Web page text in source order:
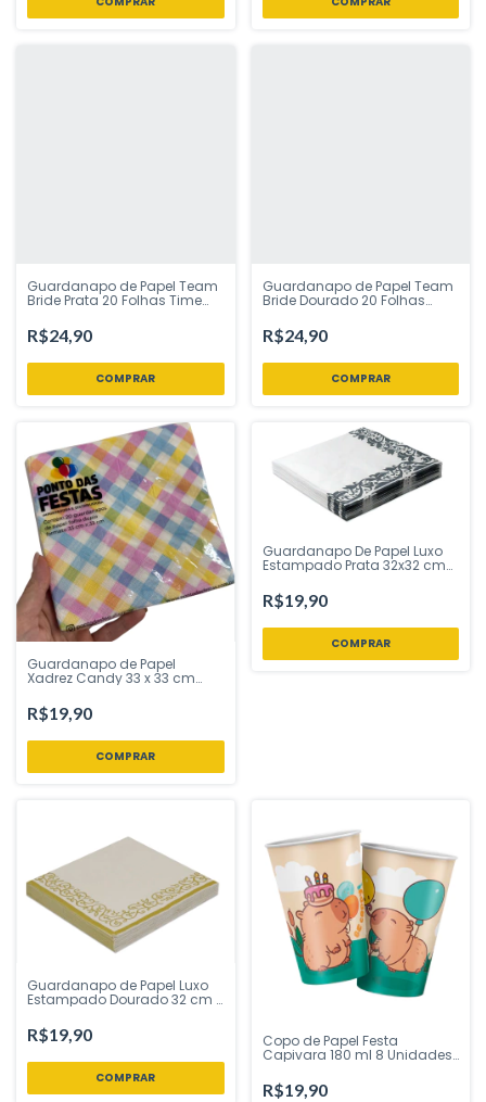
Guardanapo de Papel Team
Bride Prata 20 Folhas Time
Ponto das Festas
R$24,90
Guardanapo de Papel Team
Bride Dourado 20 Folhas
Solteira Ponto das Festas
R$24,90
Guardanapo de Papel
Xadrez Candy 33 x 33 cm
Ponto das Festas – Inspire
Sua Festa Loja
R$19,90
Guardanapo De Papel Luxo
Estampado Prata 32x32 cm
Inspire sua Festa Loja
R$19,90
Guardanapo de Papel Luxo
Estampado Dourado 32 cm x
Unidades Silver Festas –
Inspire Sua Festa
R$19,90 Copo de Papel Festa
Capivara 180 ml 8 Unidades |
Festa Loja
R$19,90